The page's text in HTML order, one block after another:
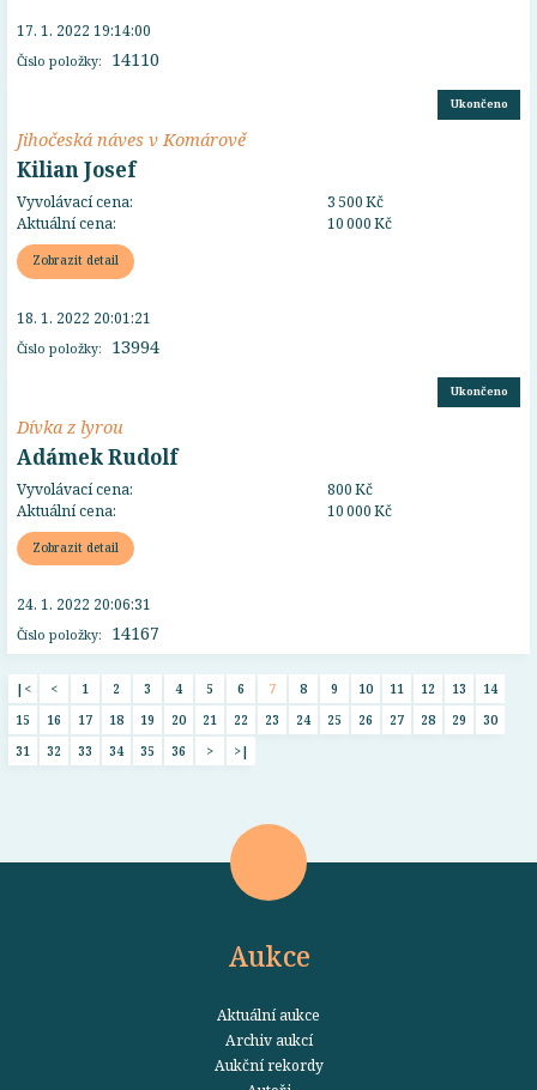
Číslo položky: 14110
17. 1. 2022 19:14:00
Ukončeno
Jihočeská náves v Komárově
Kilian Josef
Vyvolávací cena:
3 500 Kč
Aktuální cena:
10 000 Kč
Zobrazit detail
Číslo položky: 13994
18. 1. 2022 20:01:21
Ukončeno
Dívka z lyrou
Adámek Rudolf
Vyvolávací cena:
800 Kč
Aktuální cena:
10 000 Kč
Zobrazit detail
Číslo položky: 14167
24. 1. 2022 20:06:31
|< < 1 2 3 4 5 6 7 8 9 10 11 12 13
14
15
16 17 18 19 20 21 22 23 24 25 26 27 28 29
30
31
32 33 34 35 36 > >|
Aukce
Aktuální aukce
Archiv aukcí
Aukční rekordy